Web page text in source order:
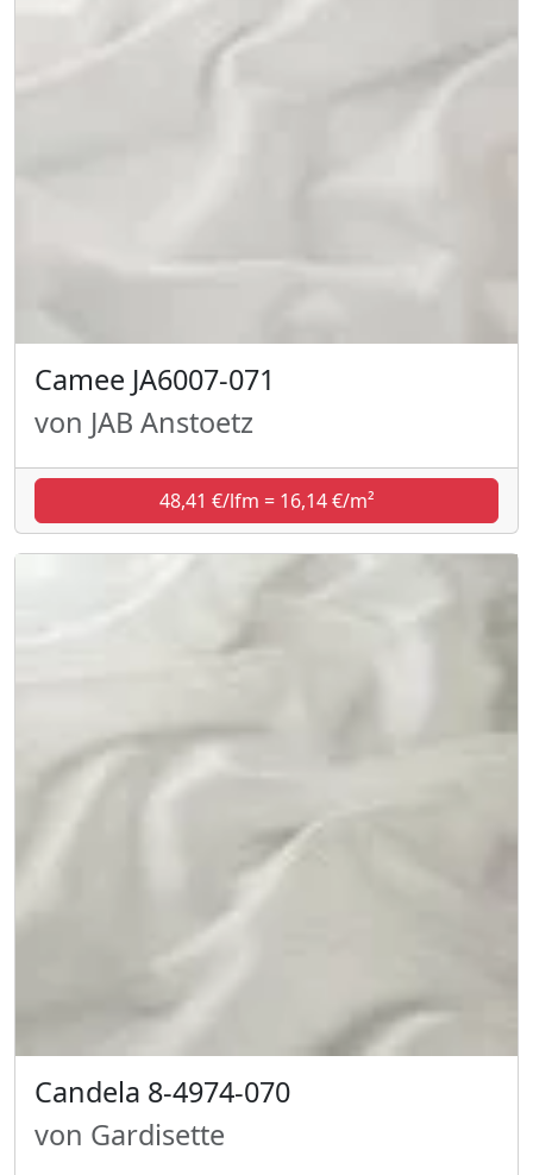
Camee JA6007-071
von JAB Anstoetz
48,41 €/lfm = 16,14 €/m²
Candela 8-4974-070
von Gardisette